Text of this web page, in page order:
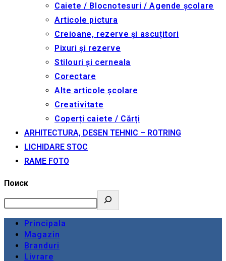
Caiete / Blocnotesuri / Agende școlare
Articole pictura
Creioane, rezerve și ascuțitori
Pixuri și rezerve
Stilouri și cerneala
Corectare
Alte articole școlare
Creativitate
Coperți caiete / Cărți
ARHITECTURA, DESEN TEHNIC – ROTRING
LICHIDARE STOC
RAME FOTO
Поиск
Principala
Magazin
Branduri
Livrare